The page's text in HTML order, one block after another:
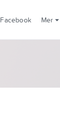
Facebook Mer